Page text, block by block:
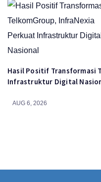
Hasil Positif Transformasi
Infrastruktur Digital
AUG 6, 2026